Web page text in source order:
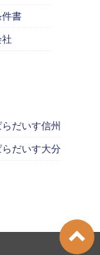
件書
だいす信州
だいす大分